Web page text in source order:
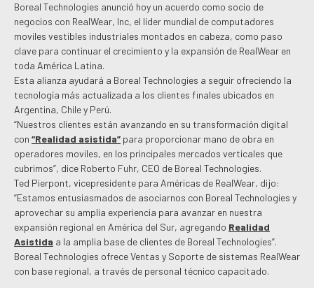
Boreal Technologies anunció hoy un acuerdo como socio de
negocios con RealWear, Inc, el líder mundial de computadores
moviles vestibles industriales montados en cabeza, como paso
clave para continuar el crecimiento y la expansión de RealWear en
toda América Latina.
Esta alianza ayudará a Boreal Technologies a seguir ofreciendo la
tecnología más actualizada a los clientes finales ubicados en
Argentina, Chile y Perú.
“Nuestros clientes están avanzando en su transformación digital
con “Realidad asistida” para proporcionar mano de obra en
operadores moviles, en los principales mercados verticales que
cubrimos”, dice Roberto Fuhr, CEO de Boreal Technologies.
Ted Pierpont, vicepresidente para Américas de RealWear, dijo:
“Estamos entusiasmados de asociarnos con Boreal Technologies y
aprovechar su amplia experiencia para avanzar en nuestra
expansión regional en América del Sur, agregando Realidad
Asistida a la amplia base de clientes de Boreal Technologies”.
Boreal Technologies ofrece Ventas y Soporte de sistemas RealWear
con base regional, a través de personal técnico capacitado.